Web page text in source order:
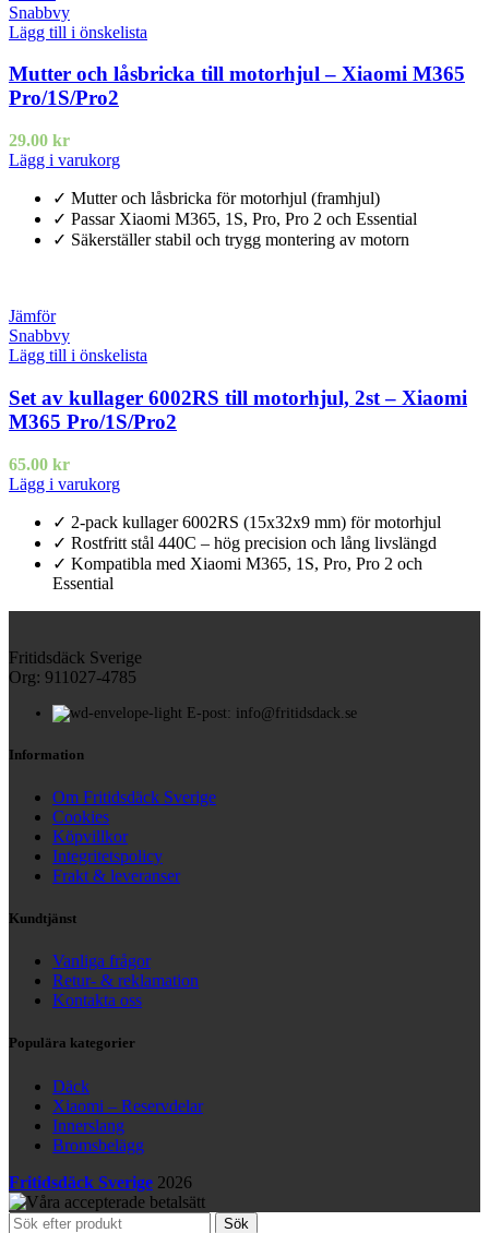
Snabbvy
Lägg till i önskelista
Mutter och låsbricka till motorhjul – Xiaomi M365
Pro/1S/Pro2
29.00 kr
Lägg i varukorg
✓ Mutter och låsbricka för motorhjul (framhjul)
✓ Passar Xiaomi M365, 1S, Pro, Pro 2 och Essential
✓ Säkerställer stabil och trygg montering av motorn
Jämför
Snabbvy
Lägg till i önskelista
Set av kullager 6002RS till motorhjul, 2st – Xiaomi
M365 Pro/1S/Pro2
65.00 kr
Lägg i varukorg
✓ 2-pack kullager 6002RS (15x32x9 mm) för motorhjul
✓ Rostfritt stål 440C – hög precision och lång livslängd
✓ Kompatibla med Xiaomi M365, 1S, Pro, Pro 2 och
Essential
Fritidsdäck Sverige
Org: 911027-4785
E-post: info@fritidsdack.se
Information
Om Fritidsdäck Sverige
Cookies
Köpvillkor
Integritetspolicy
Frakt & leveranser
Kundtjänst
Vanliga frågor
Retur- & reklamation
Kontakta oss
Populära kategorier
Däck
Xiaomi – Reservdelar
Innerslang
Bromsbelägg
Fritidsdäck Sverige 2026
Sök